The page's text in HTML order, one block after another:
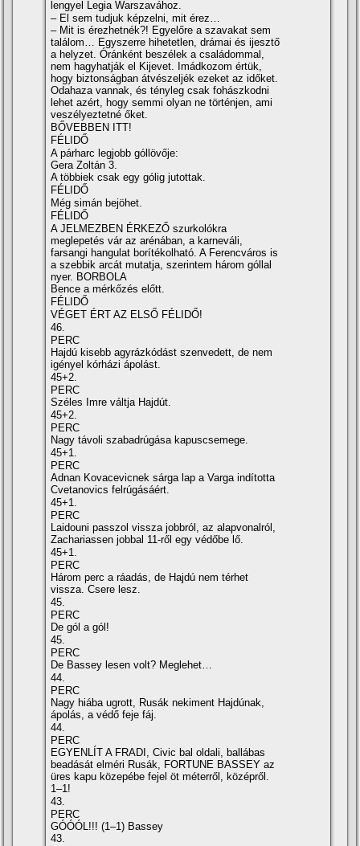
lengyel Legia Warszavához.
– El sem tudjuk képzelni, mit érez…
– Mit is érezhetnék?! Egyelőre a szavakat sem
találom… Egyszerre hihetetlen, drámai és ijesztő
a helyzet. Óránként beszélek a családommal,
nem hagyhatják el Kijevet. Imádkozom értük,
hogy biztonságban átvészeljék ezeket az időket.
Odahaza vannak, és tényleg csak fohászkodni
lehet azért, hogy semmi olyan ne történjen, ami
veszélyeztetné őket.
BŐVEBBEN ITT!
FÉLIDŐ
A párharc legjobb góllövője:
Gera Zoltán 3.
A többiek csak egy gólig jutottak.
FÉLIDŐ
Még simán bejöhet.
FÉLIDŐ
A JELMEZBEN ÉRKEZŐ szurkolókra
meglepetés vár az arénában, a karneváli,
farsangi hangulat borítékolható. A Ferencváros is
a szebbik arcát mutatja, szerintem három góllal
nyer. BORBOLA
Bence a mérkőzés előtt.
FÉLIDŐ
VÉGET ÉRT AZ ELSŐ FÉLIDŐ!
46.
PERC
Hajdú kisebb agyrázkódást szenvedett, de nem
igényel kórházi ápolást.
45+2.
PERC
Széles Imre váltja Hajdút.
45+2.
PERC
Nagy távoli szabadrúgása kapuscsemege.
45+1.
PERC
Adnan Kovacevicnek sárga lap a Varga indította
Cvetanovics felrúgásáért.
45+1.
PERC
Laidouni passzol vissza jobbról, az alapvonalról,
Zachariassen jobbal 11-ről egy védőbe lő.
45+1.
PERC
Három perc a ráadás, de Hajdú nem térhet
vissza. Csere lesz.
45.
PERC
De gól a gól!
45.
PERC
De Bassey lesen volt? Meglehet…
44.
PERC
Nagy hiába ugrott, Rusák nekiment Hajdúnak,
ápolás, a védő feje fáj.
44.
PERC
EGYENLÍT A FRADI, Civic bal oldali, ballábas
beadását elméri Rusák, FORTUNE BASSEY az
üres kapu közepébe fejel öt méterről, középről.
1–1!
43.
PERC
GÓÓÓL!!! (1–1) Bassey
43.